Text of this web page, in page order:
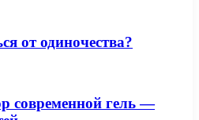
от одиночества?
современной гель —